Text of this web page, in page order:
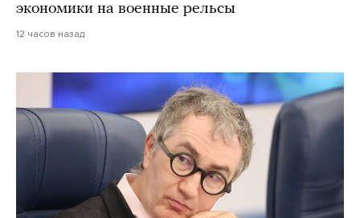
экономики на военные рельсы
12 часов назад